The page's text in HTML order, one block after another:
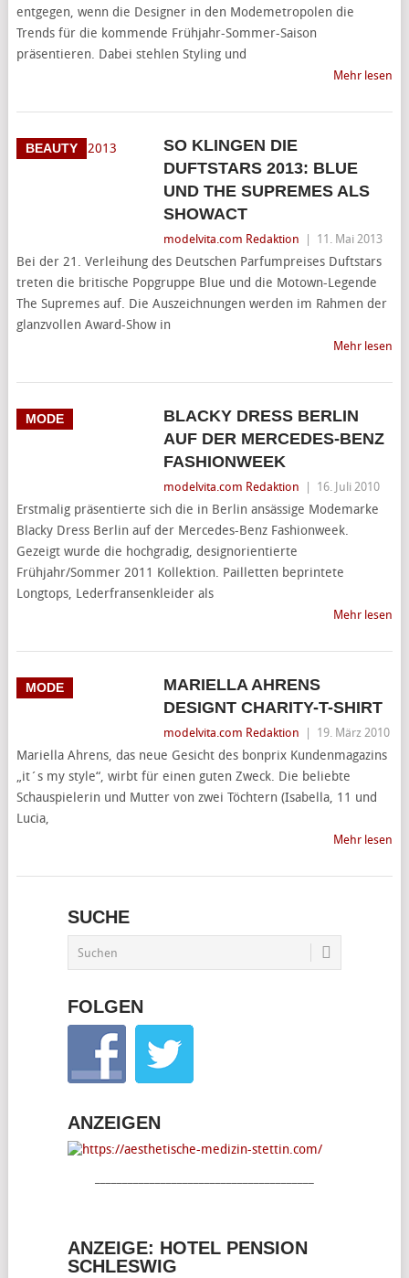
entgegen, wenn die Designer in den Modemetropolen die
Trends für die kommende Frühjahr-Sommer-Saison
präsentieren. Dabei stehlen Styling und
Mehr lesen
BEAUTY
SO KLINGEN DIE
DUFTSTARS 2013: BLUE
UND THE SUPREMES ALS
SHOWACT
modelvita.com Redaktion 11. Mai 2013
Bei der 21. Verleihung des Deutschen Parfumpreises Duftstars
treten die britische Popgruppe Blue und die Motown-Legende
The Supremes auf. Die Auszeichnungen werden im Rahmen der
glanzvollen Award-Show in
Mehr lesen
MODE
BLACKY DRESS BERLIN
AUF DER MERCEDES-BENZ
FASHIONWEEK
modelvita.com Redaktion 16. Juli 2010
Erstmalig präsentierte sich die in Berlin ansässige Modemarke
Blacky Dress Berlin auf der Mercedes-Benz Fashionweek.
Gezeigt wurde die hochgradig, designorientierte
Frühjahr/Sommer 2011 Kollektion. Pailletten beprintete
Longtops, Lederfransenkleider als
Mehr lesen
MODE
MARIELLA AHRENS
DESIGNT CHARITY-T-SHIRT
modelvita.com Redaktion 19. März 2010
Mariella Ahrens, das neue Gesicht des bonprix Kundenmagazins
„it´s my style“, wirbt für einen guten Zweck. Die beliebte
Schauspielerin und Mutter von zwei Töchtern (Isabella, 11 und
Lucia,
Mehr lesen
SUCHE
FOLGEN
ANZEIGEN
ANZEIGE: HOTEL PENSION
SCHLESWIG